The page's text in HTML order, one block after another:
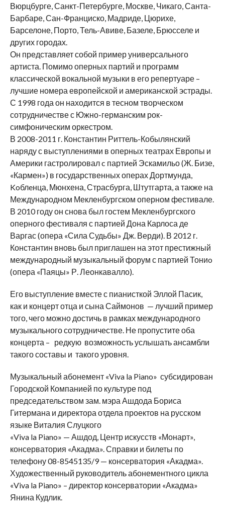
Вюрцбурге, Санкт-Петербурге, Москве, Чикаго, Санта-
Барбаре, Сан-Франциско, Мадриде, Цюрихе,
Барселоне, Порто, Тель-Авиве, Базеле, Брюсселе и
других городах.
Он представляет собой пример универсального
артиста. Помимо оперных партий и программ
классической вокальной музыки в его репертуаре –
лучшие номера европейской и американской эстрады.
С 1998 года он находится в тесном творческом
сотрудничестве с Южно-германским рок-
симфоническим оркестром.
В 2008-2011 г. Константин Риттель-Кобылянский
наряду с выступлениями в оперных театрах Европы и
Америки гастролировал c партиeй Эскамильо (Ж. Бизе,
«Кармен») в государственных операх Дортмунда,
Koблeнца, Мюнхена, Страсбурга, Штутгарта, а также на
Международном Мекленбургском оперном фестивале.
В 2010 году он снова был гостем Мекленбургского
оперного фестиваля с партией Дона Карлоса де
Варгас (опера «Сила Судьбы» Дж. Верди). В 2012 г.
Константин вновь был приглашен на этот престижный
международный музыкальный форум с партией Тониo
(опера «Паяцы» Р. Леонкавалло).
Его выступление вместе с пианисткой Эллой Пасик,
как и концерт отца и сына Саймонов — лучший пример
того, чего можно достичь в рамках международного
музыкального сотрудничестве. Не пропустите оба
концерта – редкую возможность услышать ансамбли
такого составы и такого уровня.
Музыкальный абонемент «Viva la Piano» субсидирован
Городской Компанией по культуре под
председательством зам. мэра Ашдода Бориса
Гитермана и директора отдела проектов на русском
языке Виталия Слуцкого
«Viva la Piano» — Ашдод, Центр искусств «Монарт»,
консерватория «Акадма». Справки и билеты по
телефону 08-8545135/9 — консерватория «Акадма».
Художественный руководитель абонементного цикла
«Viva la Piano» – директор консерватории «Акадма»
Янина Кудлик.